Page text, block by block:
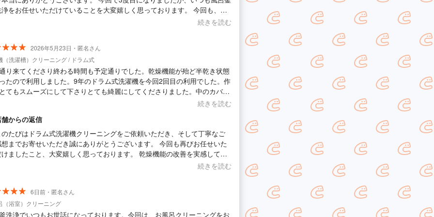
をお任せいただけていることを大変嬉しく思っております。 今回も、お
し先の社宅に設置されていた「バランス釜（2つ穴タイプ）」のお風呂を
で、洗浄後のお写真を見て驚かれる方も多いです。 毎日入るお風呂だか
そ、ご家族皆さまが安心して気持ちよく使える状態に整えるお手伝いが
ればと思い、作業させていただきました。 養生や作業後の清掃について
ていただき、ありがとうございます。 「お客様のお家を汚さない」は当
こととして、最後まで気持ちよく終えていただけるよう心掛けておりま
で、そのように感じていただけて何よりです。 これからも安心してご利
うぞよろしくお願いいたします。 ありがとうございました。クリーンハ
ー鳥山
続きを読む
2026年5月23日・匿名さん
（洗濯槽）クリーニング / ドラム式
り来てくださり終わる時間も予定通りでした。乾燥機能が殆ど半乾き状態
たので利用しました。9年のドラム式洗濯機を今回2回目の利用でした。作
てもスムーズにして下さりとても綺麗にしてくださりました。中のカバー
には亀裂が入り割れていて交換をするか悩みましたが今回は見送りさせて
色んな情報を教えてくださりありがとうございました。
続きを読む
からの返信
たびはドラム式洗濯機クリーニングをご依頼いただき、そして丁寧なご
までお寄せいただき誠にありがとうございます。 今回も再びお任せいた
ましたこと、大変嬉しく思っております。 乾燥機能の改善を実感してい
けたとのこと、安心いたしました。 9年ご使用されている中で、内部には
の経年使用による割れの症状についても、ご不安があったかと思います
しっかりご相談いただきありがとうございました。 部品交換につきまし
、年式や今後のご使用予定、ご予算などによって最適な選択が変わるた
続きを読む
6日前・匿名さん
（浴室）クリーニング
洗浄でいつもお世話になっております。今回は、お風呂クリーニングをお